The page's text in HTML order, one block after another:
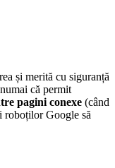
și merită cu siguranță
că permit
pagini conexe (când
roboților Google să